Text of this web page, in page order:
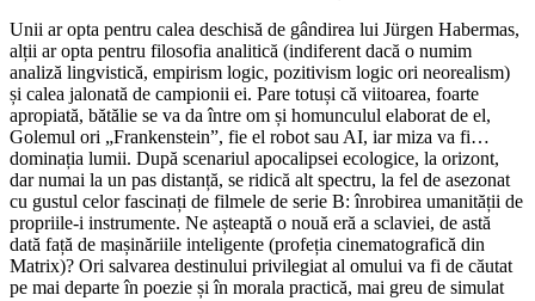
Unii ar opta pentru calea deschisă de gândirea lui Jürgen Habermas,
alții ar opta pentru filosofia analitică (indiferent dacă o numim
analiză lingvistică, empirism logic, pozitivism logic ori neorealism)
și calea jalonată de campionii ei. Pare totuși că viitoarea, foarte
apropiată, bătălie se va da între om și homunculul elaborat de el,
Golemul ori „Frankenstein”, fie el robot sau AI, iar miza va fi…
dominația lumii. După scenariul apocalipsei ecologice, la orizont,
dar numai la un pas distanță, se ridică alt spectru, la fel de asezonat
cu gustul celor fascinați de filmele de serie B: înrobirea umanității de
propriile-i instrumente. Ne așteaptă o nouă eră a sclaviei, de astă
dată față de mașinăriile inteligente (profeția cinematografică din
Matrix)? Ori salvarea destinului privilegiat al omului va fi de căutat
pe mai departe în poezie și în morala practică, mai greu de simulat